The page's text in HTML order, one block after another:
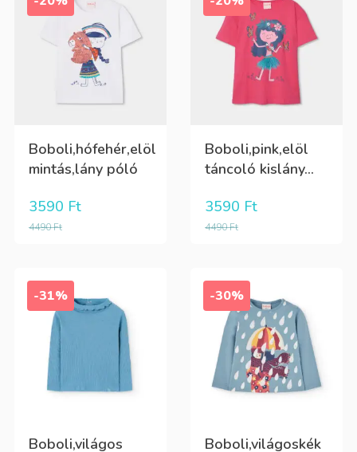
Boboli,hófehér,elöl
mintás,lány póló
4490Ft
3590 Ft
Boboli,pink,elöl
táncoló kislány...
4490Ft
3590 Ft
-31%
Boboli,világos
-30%
Boboli,világoskék